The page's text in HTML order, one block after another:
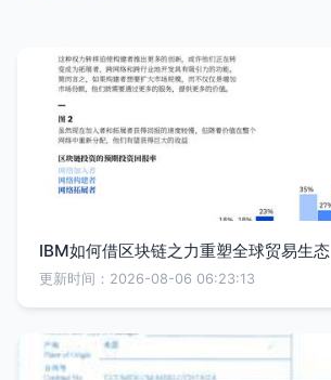
IBM如何借区块链之力重塑全球贸易生态
更新时间：2026-08-06 06:23:13